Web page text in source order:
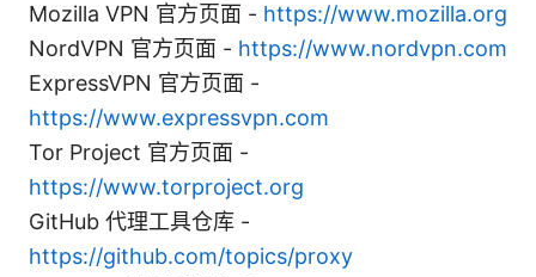
Mozilla VPN 官方页面 - https://www.mozilla.org
NordVPN 官方页面 - https://www.nordvpn.com
ExpressVPN 官方页面 -
https://www.expressvpn.com
Tor Project 官方页面 -
https://www.torproject.org
GitHub 代理工具仓库 -
https://github.com/topics/proxy